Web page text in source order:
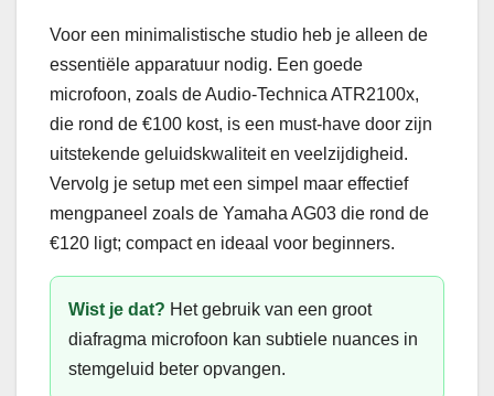
Voor een minimalistische studio heb je alleen de
essentiële apparatuur nodig. Een goede
microfoon, zoals de Audio-Technica ATR2100x,
die rond de €100 kost, is een must-have door zijn
uitstekende geluidskwaliteit en veelzijdigheid.
Vervolg je setup met een simpel maar effectief
mengpaneel zoals de Yamaha AG03 die rond de
€120 ligt; compact en ideaal voor beginners.
Wist je dat? Het gebruik van een groot
diafragma microfoon kan subtiele nuances in
stemgeluid beter opvangen.